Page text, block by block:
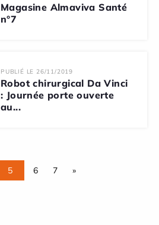
Magasine Almaviva Santé
n°7
PUBLIÉ LE 26/11/2019
Robot chirurgical Da Vinci
: Journée porte ouverte
au...
5 6 7 »